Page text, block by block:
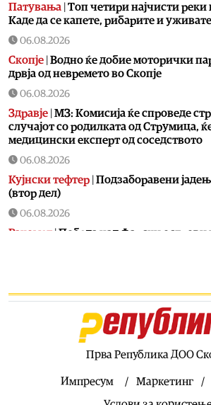
Патувања Топ четири најчисти реки
Каде да се капете, рибарите и
06.08.2026
Скопје Водно ќе добие моторички
дрвја од невремето во Скопје
06.08.2026
Здравје МЗ: Комисија ќе спроведе
случајот со родилката од Струмица,
медицински експерт од соседството
06.08.2026
Кујнски тефтер Подзаборавени
(втор дел)
06.08.2026
Ракомет |Победа над Фарски острови
Ал Арабија: Иран и Оман ја
отворање на Ормуската Теснина
Грците спречиле во Нови Сад
Прва Република ДОО
Импресум Маркетинг